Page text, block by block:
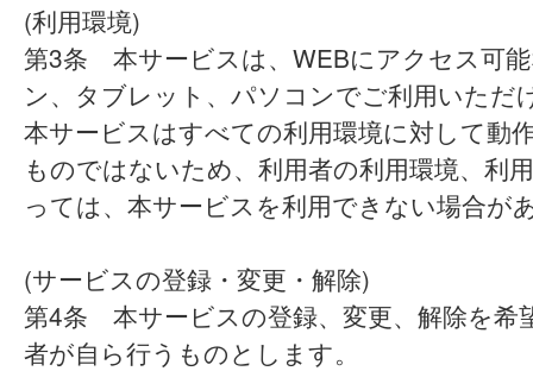
(利用環境)
第3条 本サービスは、WEBにアクセス可
ン、タブレット、パソコンでご利用いただ
本サービスはすべての利用環境に対して動
ものではないため、利用者の利用環境、利
っては、本サービスを利用できない場合が
(サービスの登録・変更・解除)
第4条 本サービスの登録、変更、解除を希
者が自ら行うものとします。